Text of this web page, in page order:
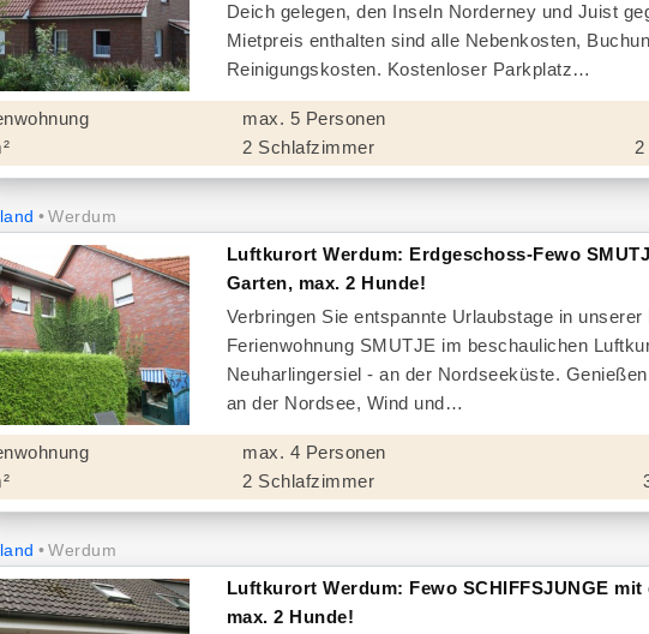
Deich gelegen, den Inseln Norderney und Juist
Mietpreis enthalten sind alle Nebenkosten,
Reinigungskosten. Kostenloser Parkplatz
max. 5 Personen
2 Schlafzimmer
Werdum
Luftkurort Werdum: Erdgeschoss-Fewo
Garten, max. 2 Hunde!
Verbringen Sie entspannte Urlaubstage in
Ferienwohnung SMUTJE im beschaulichen
Neuharlingersiel - an der Nordseeküste.
an der Nordsee, Wind und
max. 4 Personen
2 Schlafzimmer
Werdum
Luftkurort Werdum: Fewo SCHIFFSJUNGE
max. 2 Hunde!